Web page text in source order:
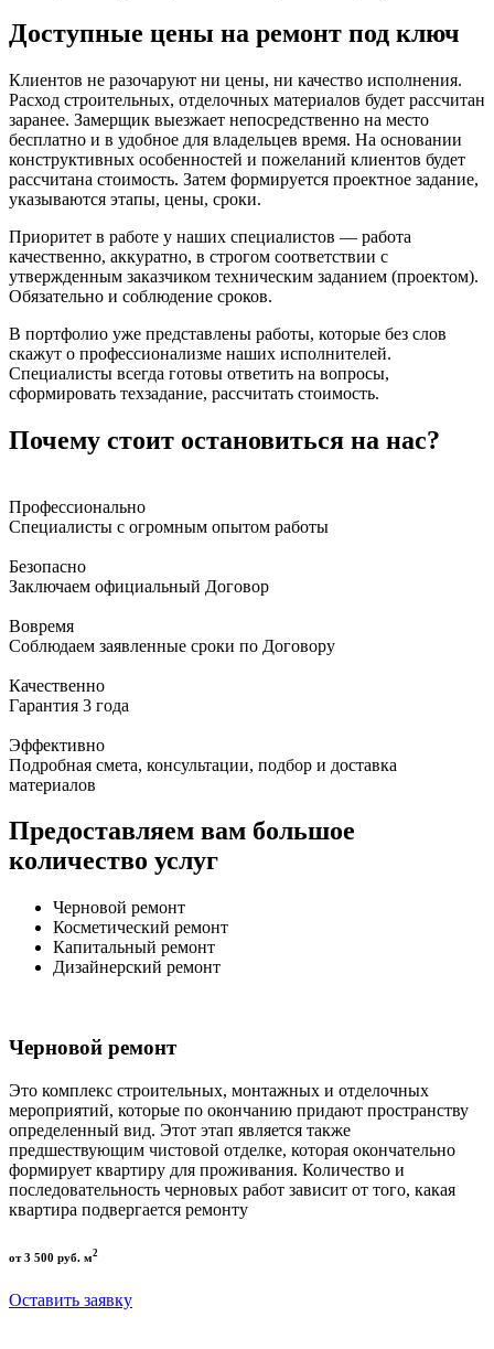
Доступные цены на ремонт под ключ
Клиентов не разочаруют ни цены, ни качество исполнения.
Расход строительных, отделочных материалов будет рассчитан
заранее. Замерщик выезжает непосредственно на место
бесплатно и в удобное для владельцев время. На основании
конструктивных особенностей и пожеланий клиентов будет
рассчитана стоимость. Затем формируется проектное задание,
указываются этапы, цены, сроки.
Приоритет в работе у наших специалистов — работа
качественно, аккуратно, в строгом соответствии с
утвержденным заказчиком техническим заданием (проектом).
Обязательно и соблюдение сроков.
В портфолио уже представлены работы, которые без слов
скажут о профессионализме наших исполнителей.
Специалисты всегда готовы ответить на вопросы,
сформировать техзадание, рассчитать стоимость.
Почему стоит остановиться на нас?
Профессионально
Специалисты с огромным опытом работы
Безопасно
Заключаем официальный Договор
Вовремя
Соблюдаем заявленные сроки по Договору
Качественно
Гарантия 3 года
Эффективно
Подробная смета, консультации, подбор и доставка
материалов
Предоставляем вам большое
количество услуг
Черновой ремонт
Косметический ремонт
Капитальный ремонт
Дизайнерский ремонт
Черновой ремонт
Это комплекс строительных, монтажных и отделочных
мероприятий, которые по окончанию придают пространству
определенный вид. Этот этап является также
предшествующим чистовой отделке, которая окончательно
формирует квартиру для проживания. Количество и
последовательность черновых работ зависит от того, какая
квартира подвергается ремонту
от 3 500 руб. м2
Оставить заявку